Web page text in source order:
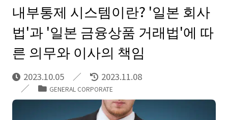
내부통제 시스템이란? '일본 회사
법'과 '일본 금융상품 거래법'에 따
른 의무와 이사의 책임
2023.10.05 2023.11.08
GENERAL CORPORATE